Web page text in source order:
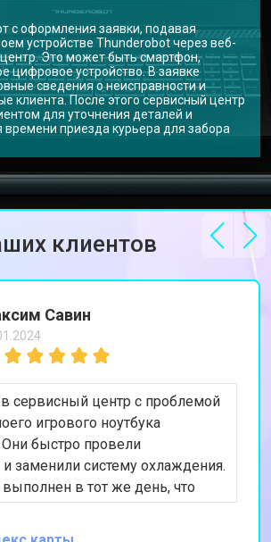
от 2600 ₽ Заказать
памяти от 1100 ₽ Заказать
от 1500 ₽ Заказать
от 3500 ₽ Заказать
Thunderobot от 3990 ₽
с оформления заявки, подавая
устройстве Thunderobot через веб-
центр. Это может быть смартфон,
цифровое устройство. В заявке
сведения о неисправности и
клиента. После этого сервисный центр
для уточнения деталей и
приезда курьера для забора
клиентов
Савин
в сервисный центр с проблемой
игрового ноутбука
Они быстро провели
и заменили систему охлаждения.
в тот же день, что
Теперь ноутбук работает
могу снова наслаждаться играми.